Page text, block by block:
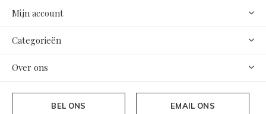
Mijn account
Categorieën
Over ons
BEL ONS EMAIL ONS